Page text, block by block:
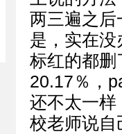
两三遍之后
是，实在
标红的都删
20.17％，
还不太一样
校老师说自